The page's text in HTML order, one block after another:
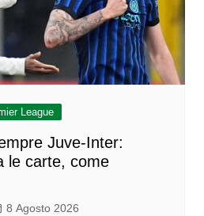
League
Juve-Inter:
le carte, come
8 Agosto 2026